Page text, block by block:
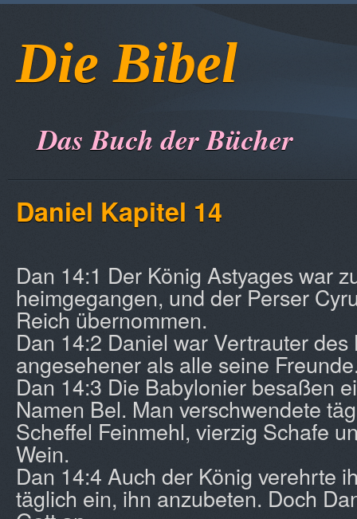
Die Bibel
Das Buch der Bücher
Daniel Kapitel 14
Dan 14:1 Der König Astyages war
heimgegangen, und der Perser
Reich übernommen.
Dan 14:2 Daniel war Vertrauter des
angesehener als alle seine
Dan 14:3 Die Babylonier besaßen
Namen Bel. Man verschwendete
Scheffel Feinmehl, vierzig Schafe
Wein.
Dan 14:4 Auch der König verehrte
täglich ein, ihn anzubeten. Doch